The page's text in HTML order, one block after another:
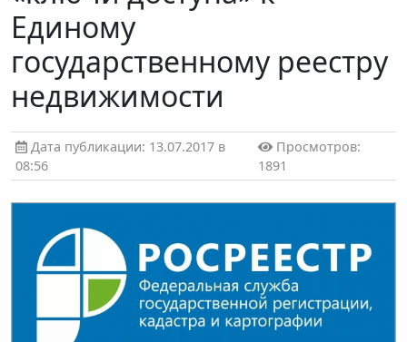
Единому
государственному реестру
недвижимости
Дата публикации: 13.07.2017 в
08:56
Просмотров:
1891